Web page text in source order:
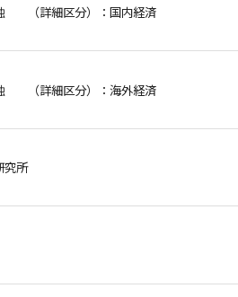
融 （詳細区分）：国内経済
融 （詳細区分）：海外経済
究所